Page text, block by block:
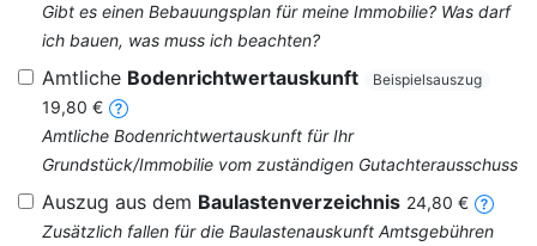
Gibt es einen Bebauungsplan für meine Immobilie? Was darf
ich bauen, was muss ich beachten?
Amtliche Bodenrichtwertauskunft Beispielsauszug
19,80 €
Amtliche Bodenrichtwertauskunft für Ihr
Grundstück/Immobilie vom zuständigen Gutachterausschuss
Auszug aus dem Baulastenverzeichnis 24,80 €
Zusätzlich fallen für die Baulastenauskunft Amtsgebühren